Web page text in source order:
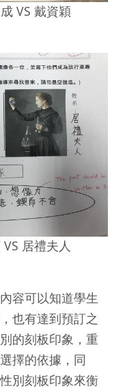
VS 戴資穎
居禮夫人
容可以知道學生
也有達到預訂之
的刻板印象，重
擇的依據，同
別刻板印象來衡